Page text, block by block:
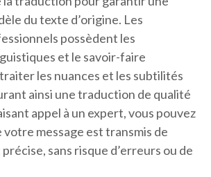
du texte d’origine. Les
possèdent les
et le savoir-faire
les nuances et les subtilités
ainsi une traduction de qualité
appel à un expert, vous pouvez
votre message est transmis de
sans risque d’erreurs ou de